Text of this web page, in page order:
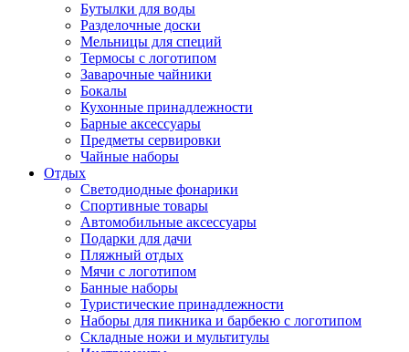
Бутылки для воды
Разделочные доски
Мельницы для специй
Термосы с логотипом
Заварочные чайники
Бокалы
Кухонные принадлежности
Барные аксессуары
Предметы сервировки
Чайные наборы
Отдых
Светодиодные фонарики
Спортивные товары
Автомобильные аксессуары
Подарки для дачи
Пляжный отдых
Мячи с логотипом
Банные наборы
Туристические принадлежности
Наборы для пикника и барбекю с логотипом
Складные ножи и мультитулы